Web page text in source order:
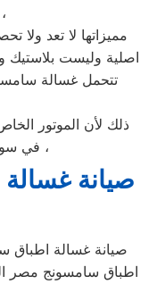
الاولي في مصر ،
مميزاتها لا تعد
اصلية وليست بلاستيك
تتحمل غسالة
ذلك لأن الموتور
في سوق الغسالات الاوتوماتيك ،
صيانة
صيانة غسالة اطباق
اطباق سامسونج مصر